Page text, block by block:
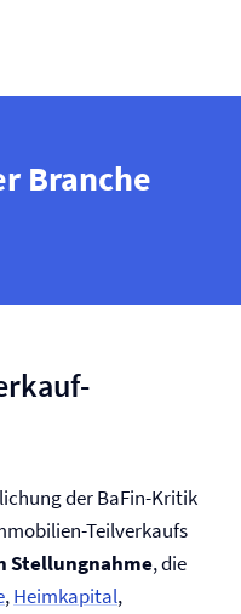
Branche
der BaFin-Kritik
Teilverkaufs
Stellungnahme, die
,Heimkapital,